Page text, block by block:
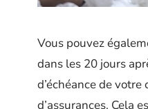
Vous pouvez
dans les 20 jours
d’échéance de votre
d’assurances. Cela